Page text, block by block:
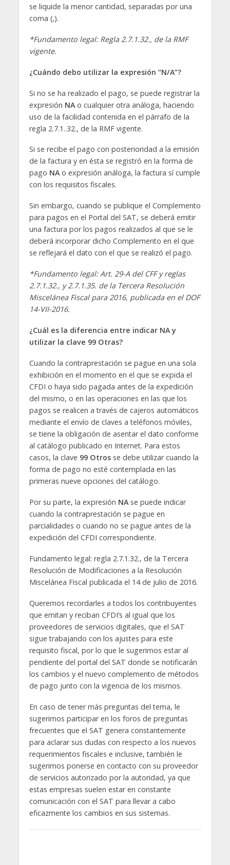
se liquide la menor cantidad, separadas por una
coma (,).
*Fundamento legal: Regla 2.7.1.32., de la RMF
vigente.
¿Cuándo debo utilizar la expresión “N/A”?
Si no se ha realizado el pago, se puede registrar la
expresión NA o cualquier otra análoga, haciendo
uso de la facilidad contenida en el párrafo de la
regla 2.7.1..32., de la RMF vigente.
Si se recibe el pago con posterioridad a la emisión
de la factura y en ésta se registró en la forma de
pago NAo expresión análoga, la factura sí cumple
con los requisitos fiscales.
Sin embargo, cuando se publique el Complemento
para pagos en el Portal del SAT, se deberá emitir
una factura por los pagos realizados al que se le
deberá incorporar dicho Complemento en el que
se reflejará el dato con el que se realizó el pago.
*Fundamento legal: Art. 29-A del CFF y reglas
2.7.1.32., y 2.7.1.35. de la Tercera Resolución
Miscelánea Fiscal para 2016, publicada en el DOF
14-VII-2016.
¿Cuál es la diferencia entre indicar NA y
utilizar la clave 99 Otras?
Cuando la contraprestación se pague en una sola
exhibición en el momento en el que se expida el
CFDI o haya sido pagada antes de la expedición
del mismo, o en las operaciones en las que los
pagos se realicen a través de cajeros automáticos
mediante el envío de claves a teléfonos móviles,
se tiene la obligación de asentar el dato conforme
al catálogo publicado en Internet. Para estos
casos, la clave 99 Otrosse debe utilizar cuando la
forma de pago no esté contemplada en las
primeras nueve opciones del catálogo.
Por su parte, la expresión NAse puede indicar
cuando la contraprestación se pague en
parcialidades o cuando no se pague antes de la
expedición del CFDI correspondiente.
Fundamento legal: regla 2.7.1.32., de la Tercera
Resolución de Modificaciones a la Resolución
Miscelánea Fiscal publicada el 14 de julio de 2016.
Queremos recordarles a todos los contribuyentes
que emitan y reciban CFDI’s al igual que los
proveedores de servicios digitales, que el SAT
sigue trabajando con los ajustes para este
requisito fiscal, por lo que le sugerimos estar al
pendiente del portal del SAT donde se notificarán
los cambios y el nuevo complemento de métodos
de pago junto con la vigencia de los mismos.
En caso de tener más preguntas del tema, le
sugerimos participar en los foros de preguntas
frecuentes que el SAT genera constantemente
para aclarar sus dudas con respecto a los nuevos
requerimientos fiscales e inclusive, también le
sugerimos ponerse en contacto con su proveedor
de servicios autorizado por la autoridad, ya que
estas empresas suelen estar en constante
comunicación con el SAT para llevar a cabo
eficazmente los cambios en sus sistemas.